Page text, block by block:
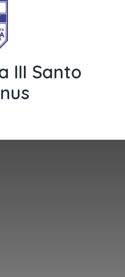
III Santo